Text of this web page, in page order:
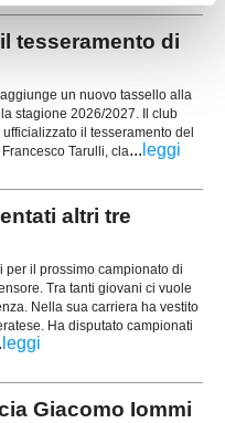
tesseramento di
un nuovo tassello alla
stagione 2026/2027. Il club
il tesseramento del
Tarulli, cla... leggi
altri tre
per il prossimo campionato di
Tra tanti giovani ci vuole
Nella sua carriera ha vestito
Ha disputato campionati
leggi
Giacomo Iommi